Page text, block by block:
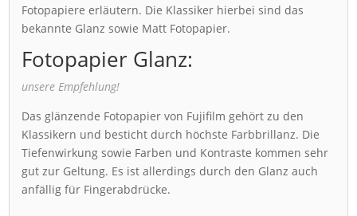
Fotopapiere erläutern. Die Klassiker hierbei sind das
bekannte Glanz sowie Matt Fotopapier.
Fotopapier Glanz:
unsere Empfehlung!
Das glänzende Fotopapier von Fujifilm gehört zu den
Klassikern und besticht durch höchste Farbbrillanz. Die
Tiefenwirkung sowie Farben und Kontraste kommen sehr
gut zur Geltung. Es ist allerdings durch den Glanz auch
anfällig für Fingerabdrücke.